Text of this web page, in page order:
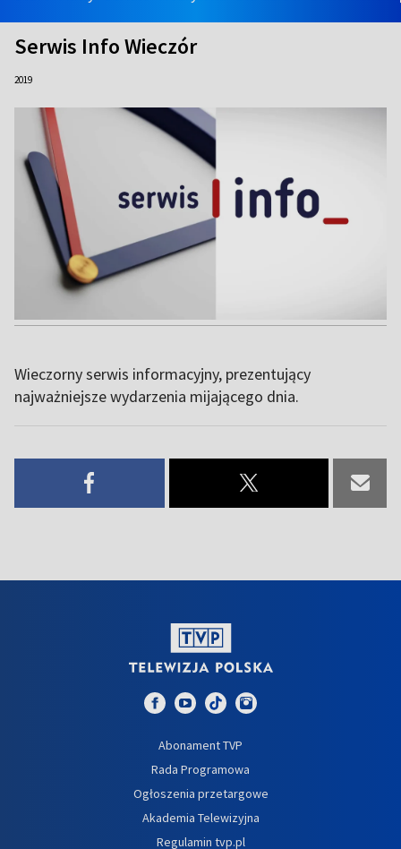
Serwis Info Wieczór
2019
Wieczorny serwis informacyjny, prezentujący
najważniejsze wydarzenia mijającego dnia.
Abonament TVP
Rada Programowa
Ogłoszenia przetargowe
Akademia Telewizyjna
Regulamin tvp.pl